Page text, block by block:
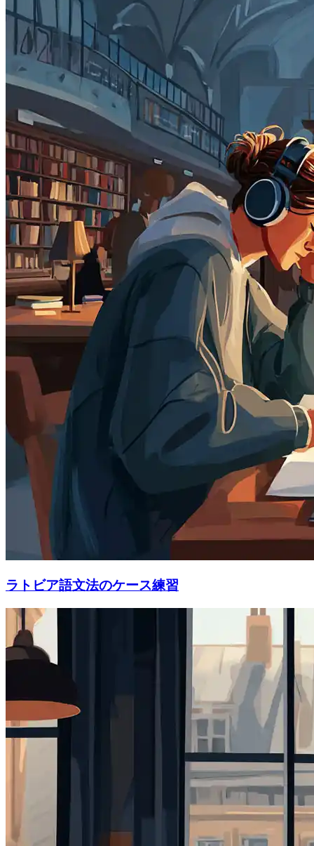
ラトビア語文法のケース練習